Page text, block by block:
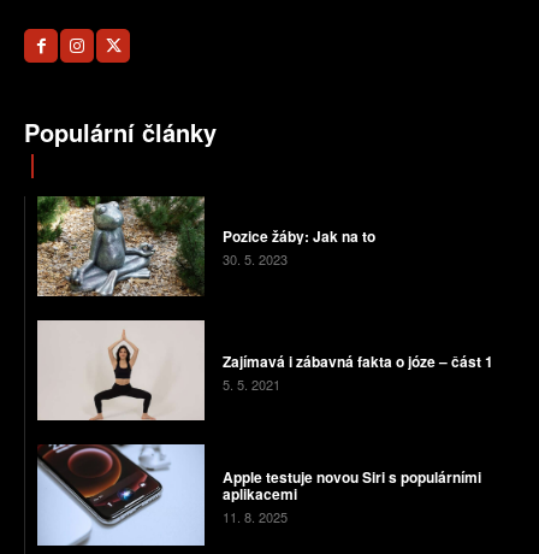
Populární články
Pozice žáby: Jak na to
30. 5. 2023
Zajímavá i zábavná fakta o józe – část 1
5. 5. 2021
Apple testuje novou Siri s populárními
aplikacemi
11. 8. 2025